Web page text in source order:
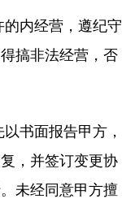
内经营，遵纪守
搞非法经营，否
书面报告甲方，
，并签订变更协
未经同意甲方擅